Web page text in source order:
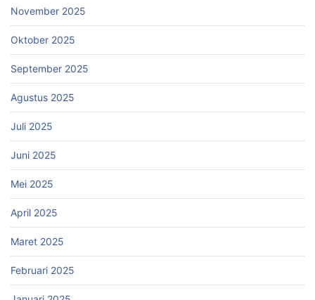
November 2025
Oktober 2025
September 2025
Agustus 2025
Juli 2025
Juni 2025
Mei 2025
April 2025
Maret 2025
Februari 2025